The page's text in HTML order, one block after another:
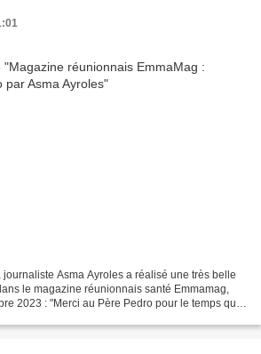
Asma Ayroles a réalisé une très belle
le magazine réunionnais santé Emmamag,
2023 : "Merci au Père Pedro pour le temps qu’il